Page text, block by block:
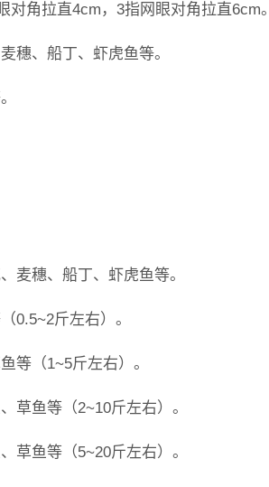
角拉直4cm，3指网眼对角拉直6cm。
穗、船丁、虾虎鱼等。
麦穗、船丁、虾虎鱼等。
0.5~2斤左右）。
等（1~5斤左右）。
草鱼等（2~10斤左右）。
草鱼等（5~20斤左右）。